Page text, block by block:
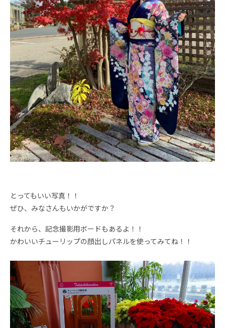
とってもいい写真！！
ぜひ、みなさんもいかがですか？
それから、記念撮影用ボードもあるよ！！
かわいいチューリップの顔出しパネルを使ってみてね！！